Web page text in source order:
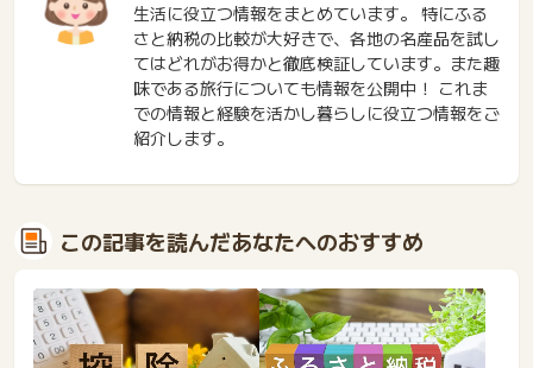
生活に役立つ情報をまとめています。 特にふる
さと納税の比較が大好きで、各地の名産品を試し
てはどれがお得かと徹底検証しています。また趣
味である旅行についても情報を公開中！ これま
での情報と経験を活かし暮らしに役立つ情報をご
紹介します。
この記事を読んだあなたへのおすすめ